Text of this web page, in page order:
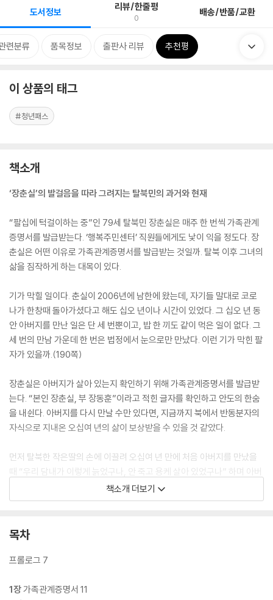
도서정보 리뷰/한줄평
0 배송/반품/교환
련분류 품목정보 출판사 리뷰 추천평
이 상품의 태그
#청년패스
책소개
‘장춘실’의 발걸음을 따라 그려지는 탈북민의 과거와 현재
“팔십에 턱걸이하는 중”인 79세 탈북민 장춘실은 매주 한 번씩 가족관계
증명서를 발급받는다. ‘행복주민센터’ 직원들에게도 낯이 익을 정도다. 장
춘실은 어떤 이유로 가족관계증명서를 발급받는 것일까. 탈북 이후 그녀의
삶을 짐작하게 하는 대목이 있다.
기가 막힐 일이다. 춘실이 2006년에 남한에 왔는데, 자기들 말대로 코로
나가 한창때 돌아가셨다고 해도 십오 년이나 시간이 있었다. 그 십오 년 동
안 아버지를 만난 일은 단 세 번뿐이고, 밥 한 끼도 같이 먹은 일이 없다. 그
세 번의 만남 가운데 한 번은 법정에서 눈으로만 만났다. 이런 기가 막힌 팔
자가 있을까.(190쪽)
장춘실은 아버지가 살아 있는지 확인하기 위해 가족관계증명서를 발급받
는다. “본인 장춘실, 부 장동훈”이라고 적힌 글자를 확인하고 안도의 한숨
을 내쉰다. 아버지를 다시 만날 수만 있다면, 지금까지 북에서 반동분자의
자식으로 지내온 오십여 년의 삶이 보상받을 수 있을 것 같았다.
먼저 탈북한 작은딸의 손에 이끌려 오십여 년 만에 처음 아버지를 만났을
때 “우리 담내가 이렇게 늙었구나, 안 죽고 용케 살아 있었구나” 하며 아버
지는 춘실의 어릴 적 이름을 기억하며 다정스럽게 말한다. 아버지의 말은
정다운 듯 미묘했다. 실상 그녀가 남한에 오도록 이끈 아버지는 그 사실을
몰래 돈을 좀 주었을 뿐, 두 사람은 밥 한 끼 함께 먹지 못한다. 아버지의 새
동훈 씨의 딸이 맞냐고 묻는다. 유전자 검사까지 하게 된 춘실은 친자식인
책소개 더보기
목차
프롤로그 7
1장가족관계증명서 11